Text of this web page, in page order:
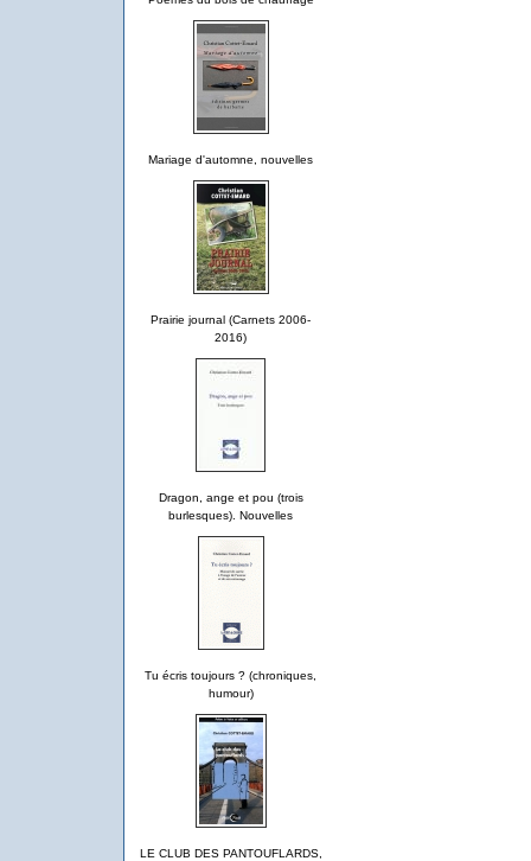
Mariage d'automne, nouvelles
Prairie journal (Carnets 2006-
2016)
Dragon, ange et pou (trois
burlesques). Nouvelles
Tu écris toujours ? (chroniques,
humour)
LE CLUB DES PANTOUFLARDS,